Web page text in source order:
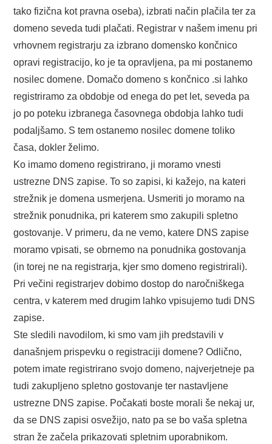
tako fizična kot pravna oseba), izbrati način plačila ter za
domeno seveda tudi plačati. Registrar v našem imenu pri
vrhovnem registrarju za izbrano domensko končnico
opravi registracijo, ko je ta opravljena, pa mi postanemo
nosilec domene. Domačo domeno s končnico .si lahko
registriramo za obdobje od enega do pet let, seveda pa
jo po poteku izbranega časovnega obdobja lahko tudi
podaljšamo. S tem ostanemo nosilec domene toliko
časa, dokler želimo.
Ko imamo domeno registrirano, ji moramo vnesti
ustrezne DNS zapise. To so zapisi, ki kažejo, na kateri
strežnik je domena usmerjena. Usmeriti jo moramo na
strežnik ponudnika, pri katerem smo zakupili spletno
gostovanje. V primeru, da ne vemo, katere DNS zapise
moramo vpisati, se obrnemo na ponudnika gostovanja
(in torej ne na registrarja, kjer smo domeno registrirali).
Pri večini registrarjev dobimo dostop do naročniškega
centra, v katerem med drugim lahko vpisujemo tudi DNS
zapise.
Ste sledili navodilom, ki smo vam jih predstavili v
današnjem prispevku o registraciji domene? Odlično,
potem imate registrirano svojo domeno, najverjetneje pa
tudi zakupljeno spletno gostovanje ter nastavljene
ustrezne DNS zapise. Počakati boste morali še nekaj ur,
da se DNS zapisi osvežijo, nato pa se bo vaša spletna
stran že začela prikazovati spletnim uporabnikom.